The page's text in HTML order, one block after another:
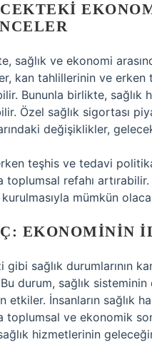
sağlık ve ekonomi
kan tahlillerinin ve erken
Bununla birlikte, sağlık
Özel sağlık sigortası
değişiklikler,
teşhis ve tedavi
toplumsal refahı
mümkün
EKONOMININ
gibi sağlık durumlarının
durum, sağlık
etkiler. İnsanların sağlık
toplumsal ve ekonomik
hizmetlerinin